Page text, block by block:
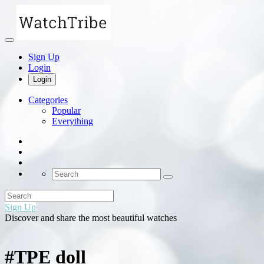
Sign Up
Login
Login
Categories
Popular
Everything
Sign Up
Discover and share the most beautiful watches
#TPE doll